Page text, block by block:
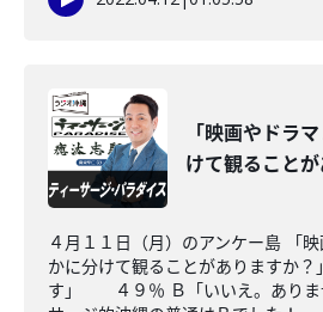
「映画やドラ
けて観ることが
４月１１日（月）のアンケー島 「
かに分けて観ることがありますか？
す」 ４９％ Ｂ「いいえ。ありま